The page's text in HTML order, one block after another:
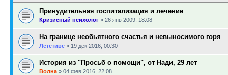
Принудительная госпитализация и лечение
Кризисный психолог » 26 янв 2009, 18:08
На границе необьятного счастья и невыносимого горя
Лететиве » 19 дек 2016, 00:30
История из "Просьб о помощи", от Нади, 29 лет
Волна » 04 фев 2016, 22:08